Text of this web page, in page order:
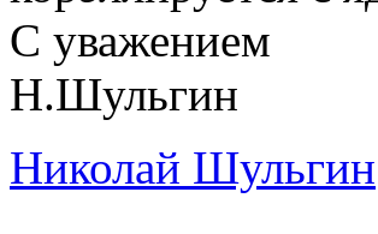
С уважением
Н.Шульгин
Николай Шульгин